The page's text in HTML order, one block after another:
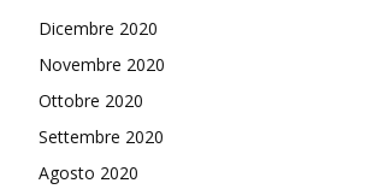
Dicembre 2020
Novembre 2020
Ottobre 2020
Settembre 2020
Agosto 2020